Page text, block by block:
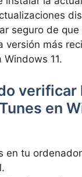
seguro ⁣de que
versión más
Windows 11.
verificar
en‌
en tu